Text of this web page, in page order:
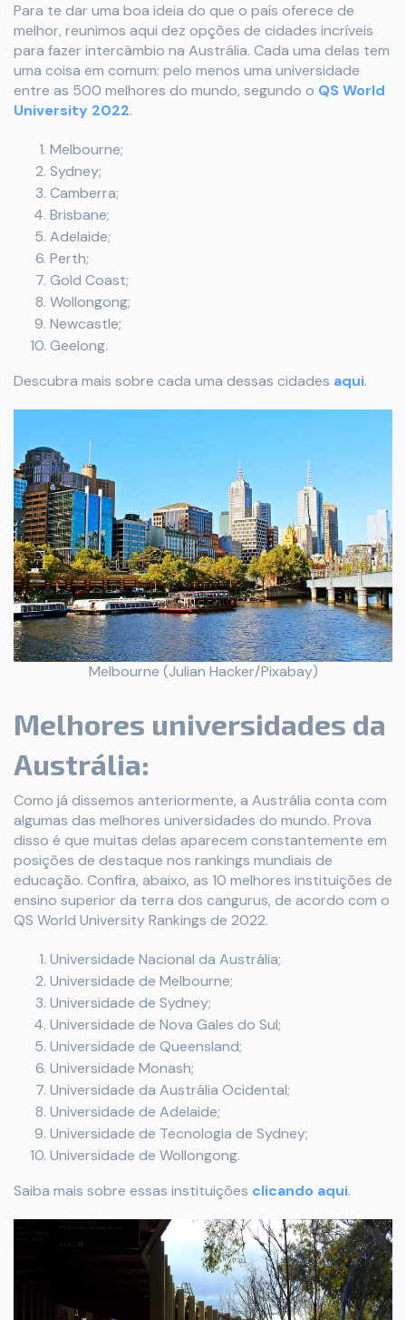
Para te dar uma boa ideia do que o país oferece de
melhor, reunimos aqui dez opções de cidades incríveis
para fazer intercâmbio na Austrália. Cada uma delas tem
uma coisa em comum: pelo menos uma universidade
entre as 500 melhores do mundo, segundo o QS World
University 2022.
Melbourne;
Sydney;
Camberra;
Brisbane;
Adelaide;
Perth;
Gold Coast;
Wollongong;
Newcastle;
Geelong.
Descubra mais sobre cada uma dessas cidades aqui.
Melbourne (Julian Hacker/Pixabay)
Melhores universidades da
Austrália:
Como já dissemos anteriormente, a Austrália conta com
algumas das melhores universidades do mundo. Prova
disso é que muitas delas aparecem constantemente em
posições de destaque nos rankings mundiais de
educação. Confira, abaixo, as 10 melhores instituições de
ensino superior da terra dos cangurus, de acordo com o
QS World University Rankings de 2022.
Universidade Nacional da Austrália;
Universidade de Melbourne;
Universidade de Sydney;
Universidade de Nova Gales do Sul;
Universidade de Queensland;
Universidade Monash;
Universidade da Austrália Ocidental;
Universidade de Adelaide;
Universidade de Tecnologia de Sydney;
Universidade de Wollongong.
Saiba mais sobre essas instituições clicando aqui.